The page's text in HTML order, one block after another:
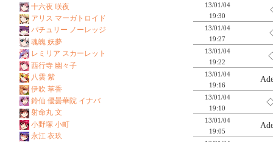
13/01/04
19:30
13/01/04
19:27
13/01/04
19:22
13/01/04
19:16
13/01/04
19:10
13/01/04
19:05
十六夜 咲夜
アリス マーガトロイド
パチュリー ノーレッジ
魂魄 妖夢
レミリア スカーレット
西行寺 幽々子
八雲 紫
伊吹 萃香
鈴仙 優曇華院 イナバ
射命丸 文
小野塚 小町
永江 衣玖